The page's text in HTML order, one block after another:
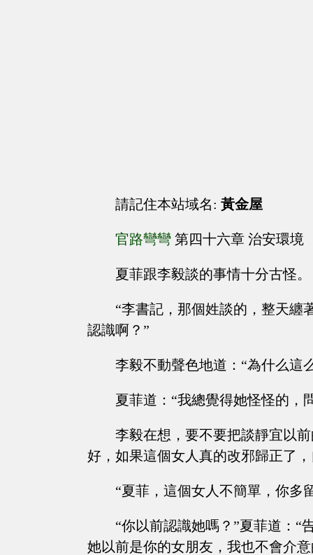
請記住本站域名: 黃金屋
官路彎彎 第四十六章 治安環境
夏菲跟李毅談的事情十分古怪。
“李書記，那個姓談的，整天纏
認識啊？”
李毅不動聲色地道：“為什么這
夏菲道：“我總覺得她怪怪的，
李毅在想，要不要把談靜宜以
好，如果這個女人真的改邪歸正了
“夏菲，這個女人不簡單，你多
“你以前認識她嗎？”夏菲道：“
她以前是你的女朋友，我也不會介意